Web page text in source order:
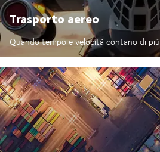
Trasporto aereo
Quando tempo e velocità contano di più